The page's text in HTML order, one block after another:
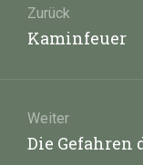
Zurück
Vorheriger
Kaminfeuer
Weiter
Nächster
Die Gefahren